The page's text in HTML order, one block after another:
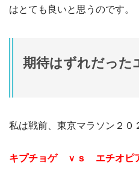
はとても良いと思うのです。
期待はずれだった
私は戦前、東京マラソン２０
キプチョゲ ｖｓ エチオピ